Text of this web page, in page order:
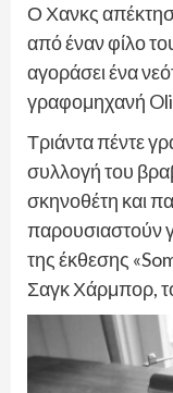
Ο Χανκς
από έναν φίλο
αγοράσει ένα
γραφομηχανή
Τριάντα πέντε
συλλογή του
σκηνοθέτη και
παρουσιαστούν
της έκθεσης
Σαγκ Χάρμπορ,